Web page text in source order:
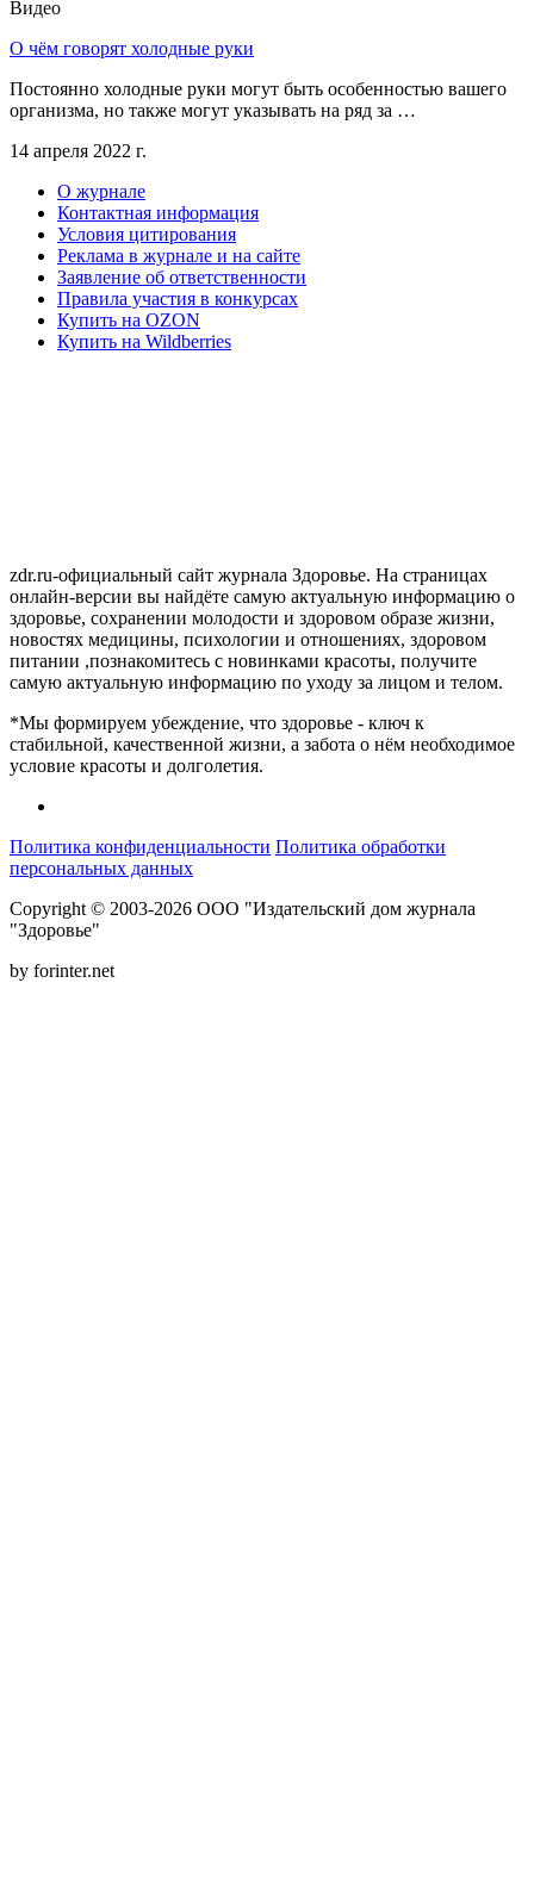
Видео
О чём говорят холодные руки
Постоянно холодные руки могут быть особенностью вашего
организма, но также могут указывать на ряд за …
14 апреля 2022 г.
О журнале
Контактная информация
Условия цитирования
Реклама в журнале и на сайте
Заявление об ответственности
Правила участия в конкурсах
Купить на OZON
Купить на Wildberries
zdr.ru-официальный сайт журнала Здоровье. На страницах
онлайн-версии вы найдёте самую актуальную информацию о
здоровье, сохранении молодости и здоровом образе жизни,
новостях медицины, психологии и отношениях, здоровом
питании ,познакомитесь с новинками красоты, получите
самую актуальную информацию по уходу за лицом и телом.
*Мы формируем убеждение, что здоровье - ключ к
стабильной, качественной жизни, а забота о нём необходимое
условие красоты и долголетия.
Политика конфиденциальности Политика обработки
персональных данных
Copyright © 2003-2026 ООО "Издательский дом журнала
"Здоровье"
by forinter.net